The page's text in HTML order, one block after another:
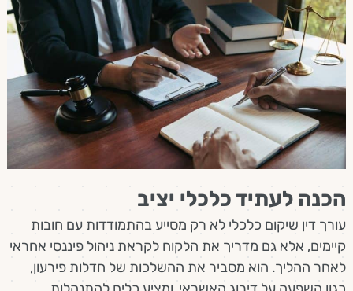
הכנה לעתיד כלכלי יציב
עורך דין שיקום כלכלי לא רק מסייע בהתמודדות עם חובות
קיימים, אלא גם מדריך את הלקוח לקראת ניהול פיננסי אחראי
לאחר ההליך. הוא מסביר את ההשלכות של חדלות פירעון,